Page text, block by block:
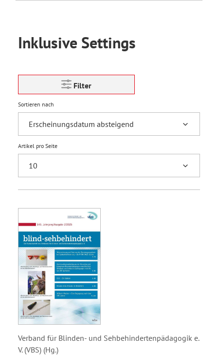
Inklusive Settings
Filter
Sortieren nach
Artikel pro Seite
Verband für Blinden- und Sehbehindertenpädagogik e.
V. (VBS) (Hg.)